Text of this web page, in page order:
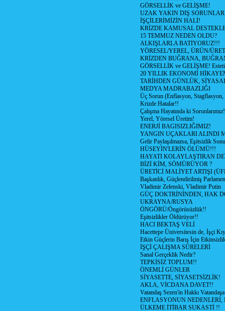
GÖRSELLİK ve GELİŞME!
UZAK YAKIN DIŞ
İŞÇİLERİMİZİN HALİ!
KRİZDE KAMUSAL
15 TEMMUZ NEDEN OLDU?
ALKIŞLARLA BATIYORUZ!!!
YÖRESEL/YEREL, ÜRÜN/
KRİZDEN BUĞRANA,
GÖRSELLİK ve GELİŞME!
20 YILLIK EKONOMİ
TARİHDEN GÜNLÜK,
MEDYA MADRABAZLIĞI
Üç Sorun (Enflasyon, Stagflasyon,
Krizde Hatalar!!
Çalışma Hayatında ki
Yerel, Yöresel Üretim!
ENERJİ BAGISIZLIĞIMIZ!
YANGIN UÇAKLARI ALINDI
Gelir Paylaşılmazsa, Eşitsizlik
HÜSEYİN'LERİN ÖLÜMÜ!!!
HAYATI KOLAYLAŞTIRAN
BİZİ KİM, SÖMÜRÜYOR ?
ÜRETİCİ MALİYET ARTIŞI
Başkanlık, Güçlendirilmiş
Vladimir Zelenski, Vladimir Putin
GÜÇ DOKTRİNİNDEN, HAK
UKRAYNA/RUSYA
ÖNGÖRÜ/Öngörüsüzlük!!
Eşitsizlikler Öldürüyor!!
HACI BEKTAŞ VELİ
Hacettepe Üniversitesin de, İşçi
Etkin Güçlerin Barış İçin
İŞÇİ ÇALIŞMA SÜRELERİ
Sanal Gerçeklik Nedir?
TEPKİSİZ TOPLUM!!
ÖNEMLİ GÜNLER
SİYASETTE, SİYASETSİZLİK!
AKLA, VİCDANA DAVET!!
Vatandaş Sezen'in Hakkı
ENFLASYONUN NEDENLERİ,
ÜLKEME İTİBAR SUKASTİ !!